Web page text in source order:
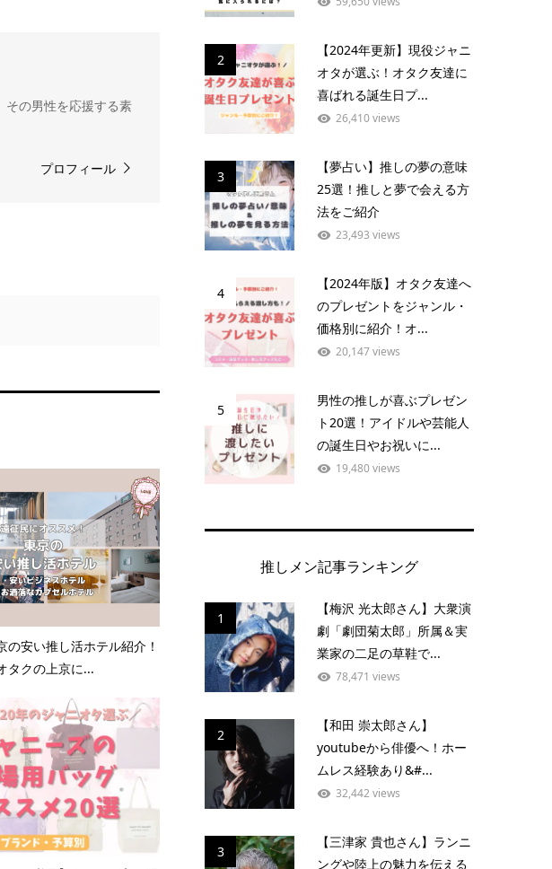
その男性を応援する素
プロフィール
の安い推し活ホテル紹介！
タクの上京に...
2
【2024年更新】現役ジャニ
オタが選ぶ！オタク友達に
喜ばれる誕生日プ...
26,410 views
3
【夢占い】推しの夢の意味
25選！推しと夢で会える方
法をご紹介
23,493 views
4
【2024年版】オタク友達へ
のプレゼントをジャンル・
価格別に紹介！オ...
20,147 views
5
男性の推しが喜ぶプレゼン
ト20選！アイドルや芸能人
の誕生日やお祝いに...
19,480 views
推しメン記事ランキング
1
【梅沢 光太郎さん】大衆演
劇「劇団菊太郎」所属＆実
業家の二足の草鞋で...
78,471 views
2
【和田 崇太郎さん】
youtubeから俳優へ！ホー
ムレス経験あり&#...
32,442 views
3
【三津家 貴也さん】ランニ
ングや陸上の魅力を伝える